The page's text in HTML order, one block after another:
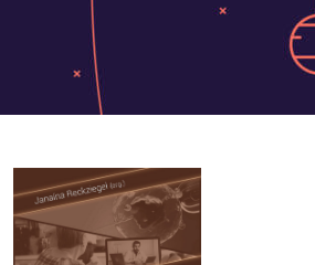
Atendimento ao Estudante
A
Unoesc